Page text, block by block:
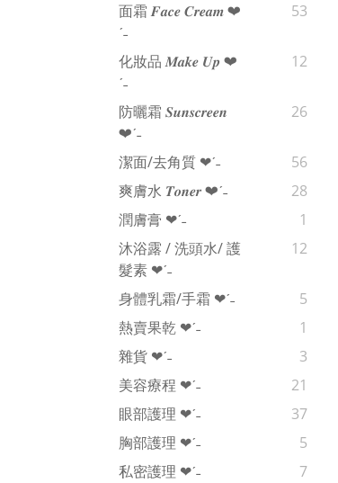
面霜 𝑭𝒂𝒄𝒆 𝑪𝒓𝒆𝒂𝒎 ❤︎‬
ˊ‪‪˗
53
化妝品 𝑴𝒂𝒌𝒆 𝑼𝒑 ❤︎‬
ˊ‪‪˗
12
防曬霜 𝑺𝒖𝒏𝒔𝒄𝒓𝒆𝒆𝒏
❤︎‬ˊ‪‪˗
26
潔面/去角質 ❤︎‬ˊ‪‪˗
56
爽膚水 𝑻𝒐𝒏𝒆𝒓 ❤︎‬ˊ‪‪˗
28
潤膚膏 ❤︎‬ˊ‪‪˗
1
沐浴露 / 洗頭水/ 護
髮素 ❤︎‬ˊ‪‪˗
12
身體乳霜/手霜 ❤︎‬ˊ‪‪˗
5
熱賣果乾 ❤︎‬ˊ‪‪˗
1
雜貨 ❤︎‬ˊ‪‪˗
3
美容療程 ❤︎‬ˊ‪‪˗
21
眼部護理 ❤︎‬ˊ‪‪˗
37
胸部護理 ❤︎‬ˊ‪‪˗
5
私密護理 ❤︎‬ˊ‪‪˗
7